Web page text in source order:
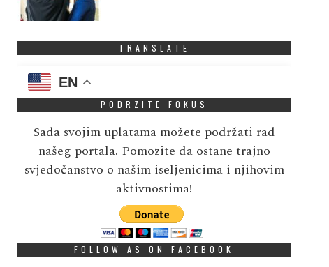
TRANSLATE
EN
PODRZITE FOKUS
Sada svojim uplatama možete podržati rad
našeg portala. Pomozite da ostane trajno
svjedočanstvo o našim iseljenicima i njihovim
aktivnostima!
FOLLOW AS ON FACEBOOK